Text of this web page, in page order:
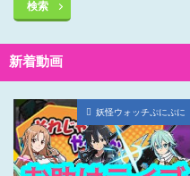
検索
新着動画
妖怪ウォッチぷにぷに